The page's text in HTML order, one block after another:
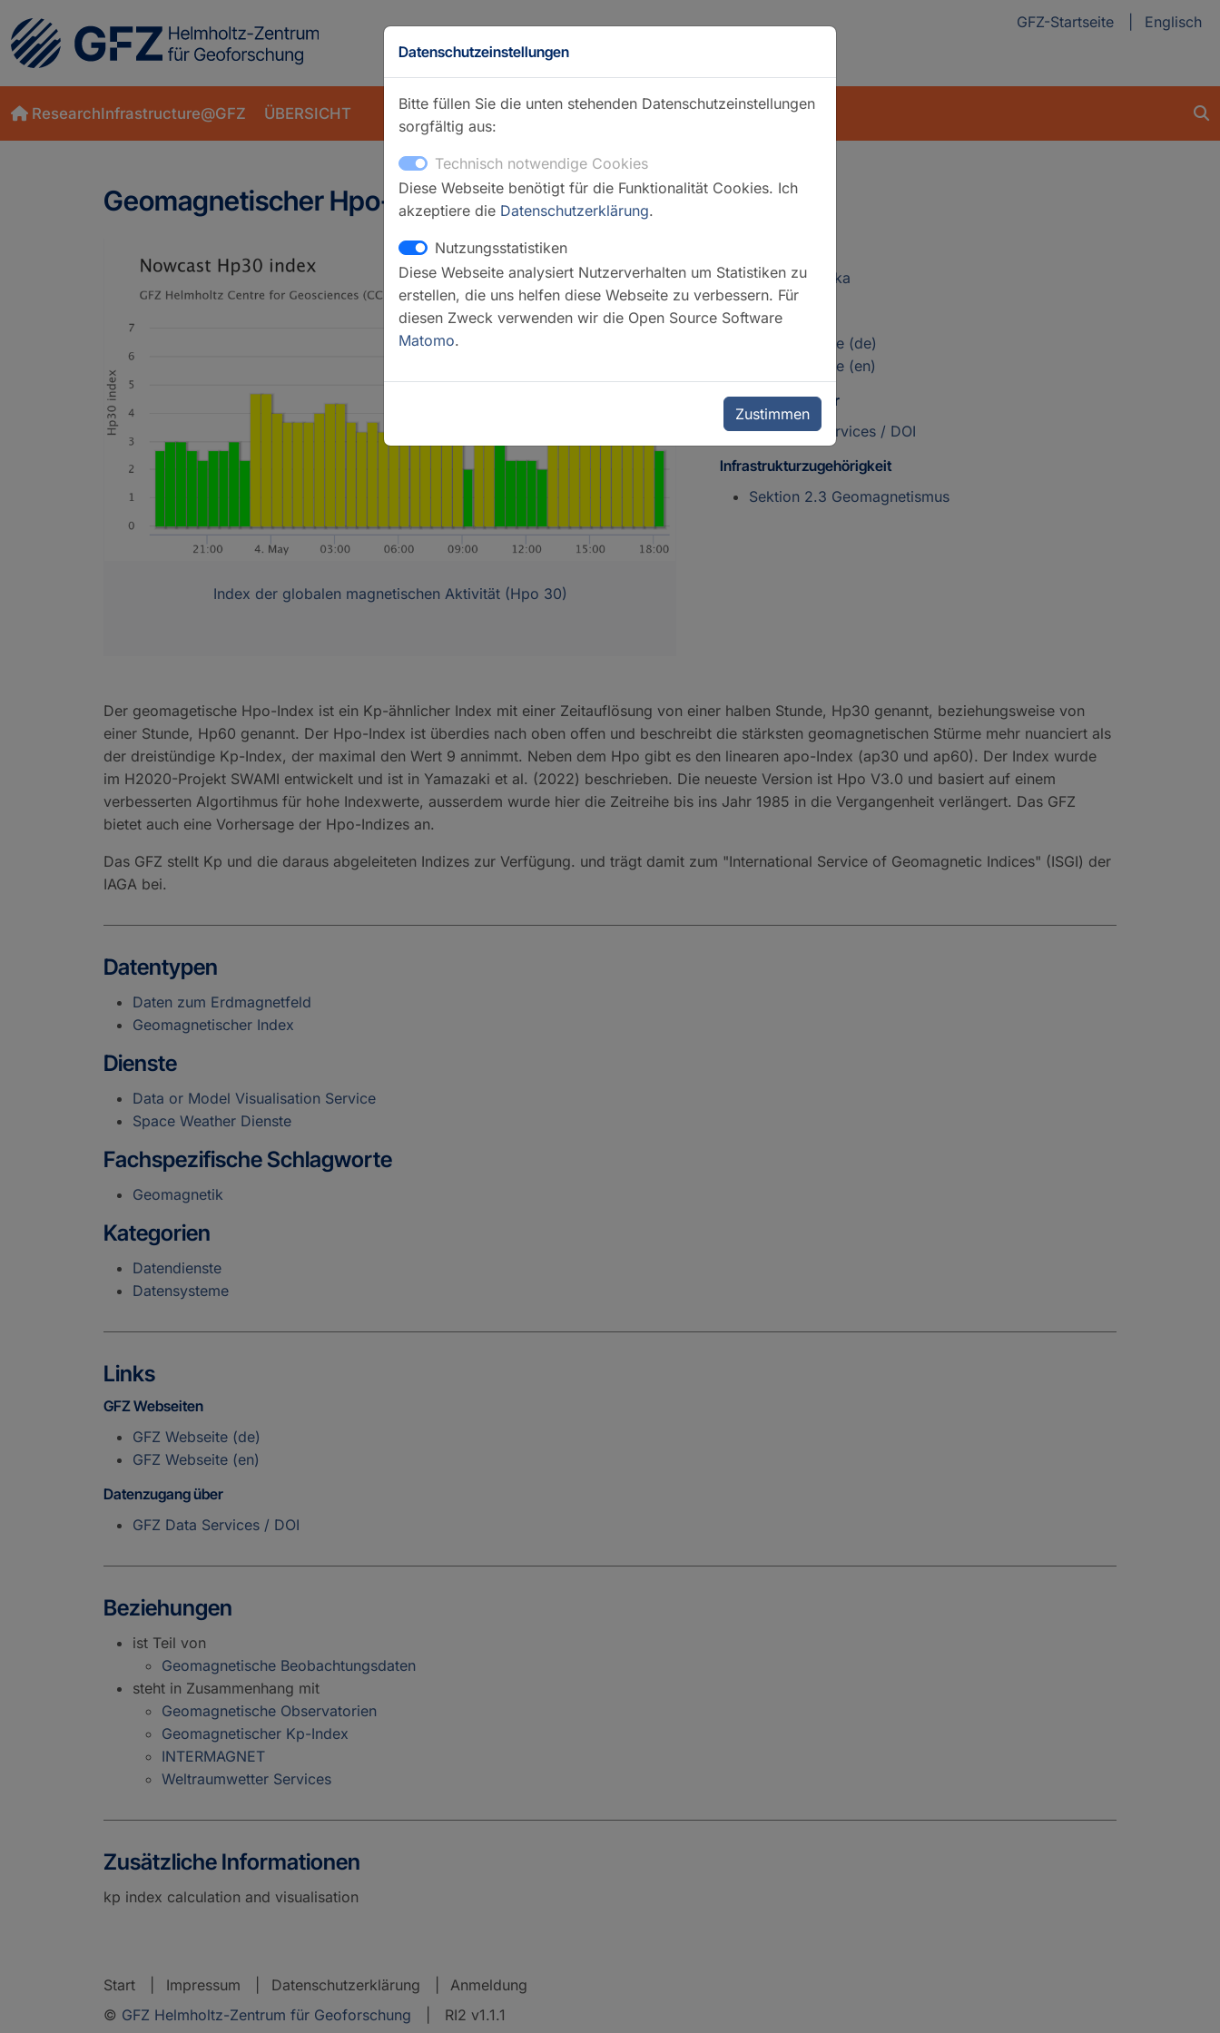
GFZ-Startseite Englisch
ResearchInfrastructure@GFZ ÜBERSICHT
Geomagnetischer Hpo-Index
Index der globalen magnetischen Aktivität (Hpo 30)
Jürgen Matzka
GFZ Webseiten
GFZ Webseite (de)
GFZ Webseite (en)
Datenzugang über
GFZ Data Services / DOI
Infrastrukturzugehörigkeit
Sektion 2.3 Geomagnetismus
Der geomagetische Hpo-Index ist ein Kp-ähnlicher Index mit einer Zeitauflösung von einer halben Stunde, Hp30 genannt, beziehungsweise von
einer Stunde, Hp60 genannt. Der Hpo-Index ist überdies nach oben offen und beschreibt die stärksten geomagnetischen Stürme mehr nuanciert als
der dreistündige Kp-Index, der maximal den Wert 9 annimmt. Neben dem Hpo gibt es den linearen apo-Index (ap30 und ap60). Der Index wurde
im H2020-Projekt SWAMI entwickelt und ist in Yamazaki et al. (2022) beschrieben. Die neueste Version ist Hpo V3.0 und basiert auf einem
verbesserten Algortihmus für hohe Indexwerte, ausserdem wurde hier die Zeitreihe bis ins Jahr 1985 in die Vergangenheit verlängert. Das GFZ
bietet auch eine Vorhersage der Hpo-Indizes an.
Das GFZ stellt Kp und die daraus abgeleiteten Indizes zur Verfügung. und trägt damit zum "International Service of Geomagnetic Indices" (ISGI) der
IAGA bei.
Datentypen
Daten zum Erdmagnetfeld
Geomagnetischer Index
Dienste
Data or Model Visualisation Service
Space Weather Dienste
Fachspezifische Schlagworte
Geomagnetik
Kategorien
Datendienste
Datensysteme
Links
GFZ Webseiten
GFZ Webseite (de)
GFZ Webseite (en)
Datenzugang über
GFZ Data Services / DOI
Beziehungen
ist Teil von
Geomagnetische Beobachtungsdaten
steht in Zusammenhang mit
Geomagnetische Observatorien
Geomagnetischer Kp-Index
INTERMAGNET
Weltraumwetter Services
Zusätzliche Informationen
kp index calculation and visualisation
Start Impressum Datenschutzerklärung
Anmeldung
© GFZ Helmholtz-Zentrum für Geoforschung | RI2 v1.1.1
Datenschutzeinstellungen
Bitte füllen Sie die unten stehenden Datenschutzeinstellungen
sorgfältig aus:
Technisch notwendige Cookies
Diese Webseite benötigt für die Funktionalität Cookies. Ich
akzeptiere die Datenschutzerklärung.
Nutzungsstatistiken
Diese Webseite analysiert Nutzerverhalten um Statistiken zu
erstellen, die uns helfen diese Webseite zu verbessern. Für
diesen Zweck verwenden wir die Open Source Software
Matomo.
Zustimmen